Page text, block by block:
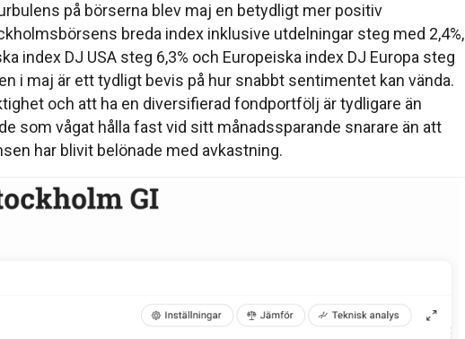
på börserna blev maj en betydligt mer positiv
breda index inklusive utdelningar steg med 2,4%,
index DJ USA steg 6,3% och Europeiska index DJ Europa steg
i maj är ett tydligt bevis på hur snabbt sentimentet kan vända.
och att ha en diversifierad fondportfölj är tydligare än
som vågat hålla fast vid sitt månadssparande snarare än att
har blivit belönade med avkastning.